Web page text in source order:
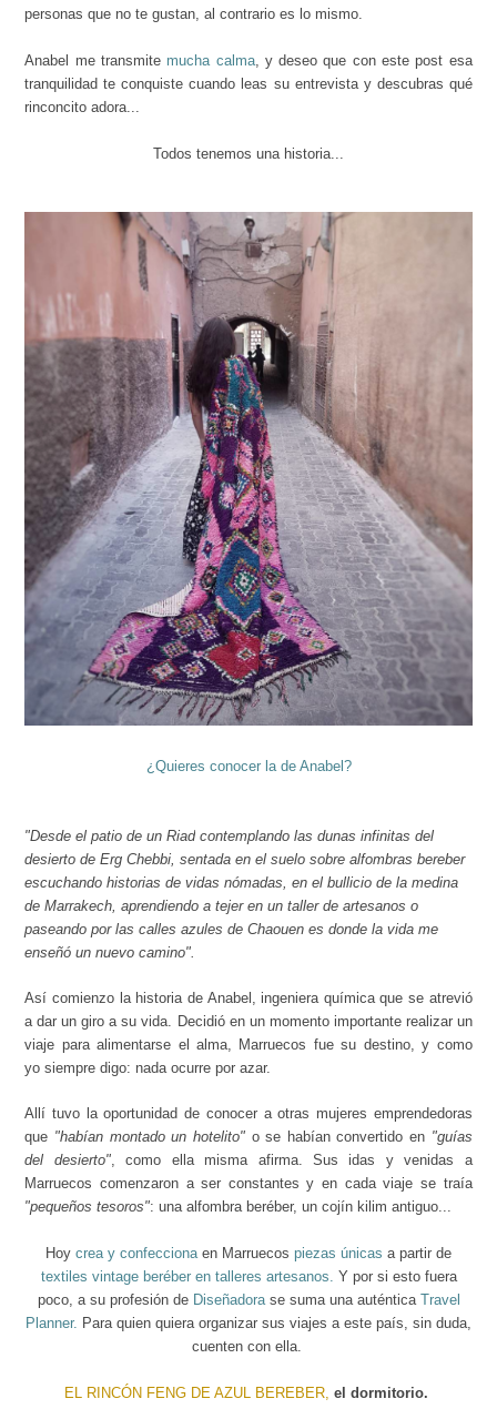
personas que no te gustan, al contrario es lo mismo.
Anabel me transmite mucha calma, y deseo que con este post esa
tranquilidad te conquiste cuando leas su entrevista y descubras qué
rinconcito adora...
Todos tenemos una historia...
¿Quieres conocer la de Anabel?
"Desde el patio de un Riad contemplando las dunas infinitas del
desierto de Erg Chebbi, sentada en el suelo sobre alfombras bereber
escuchando historias de vidas nómadas, en el bullicio de la medina
de Marrakech, aprendiendo a tejer en un taller de artesanos o
paseando por las calles azules de Chaouen es donde la vida me
enseñó un nuevo camino".
Así comienzo la historia de Anabel, ingeniera química que se atrevió
a dar un giro a su vida. Decidió en un momento importante realizar un
viaje para alimentarse el alma, Marruecos fue su destino, y como
yo siempre digo: nada ocurre por azar.
Allí tuvo la oportunidad de conocer a otras mujeres emprendedoras
que "habían montado un hotelito" o se habían convertido en "guías
del desierto", como ella misma afirma. Sus idas y venidas a
Marruecos comenzaron a ser constantes y en cada viaje se traía
"pequeños tesoros": una alfombra beréber, un cojín kilim antiguo...
Hoy crea y confecciona en Marruecos piezas únicas a partir de
textiles vintage beréber en talleres artesanos. Y por si esto fuera
poco, a su profesión de Diseñadora se suma una auténtica Travel
Planner. Para quien quiera organizar sus viajes a este país, sin duda,
cuenten con ella.
EL RINCÓN FENG DE AZUL BEREBER, el dormitorio.